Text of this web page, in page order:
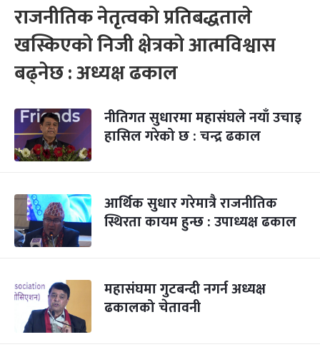
राजनीतिक नेतृत्वको प्रतिबद्धताले
खस्किएको निजी क्षेत्रको आत्मविश्वास
बढ्नेछ : अध्यक्ष ढकाल
नीतिगत सुधारमा महासंघले नयाँ उचाइ
हासिल गरेको छ : चन्द्र ढकाल
आर्थिक सुधार गरेमात्रै राजनीतिक
स्थिरता कायम हुन्छ : उपाध्यक्ष ढकाल
महासंघमा गुटबन्दी नगर्न अध्यक्ष
ढकालको चेतावनी